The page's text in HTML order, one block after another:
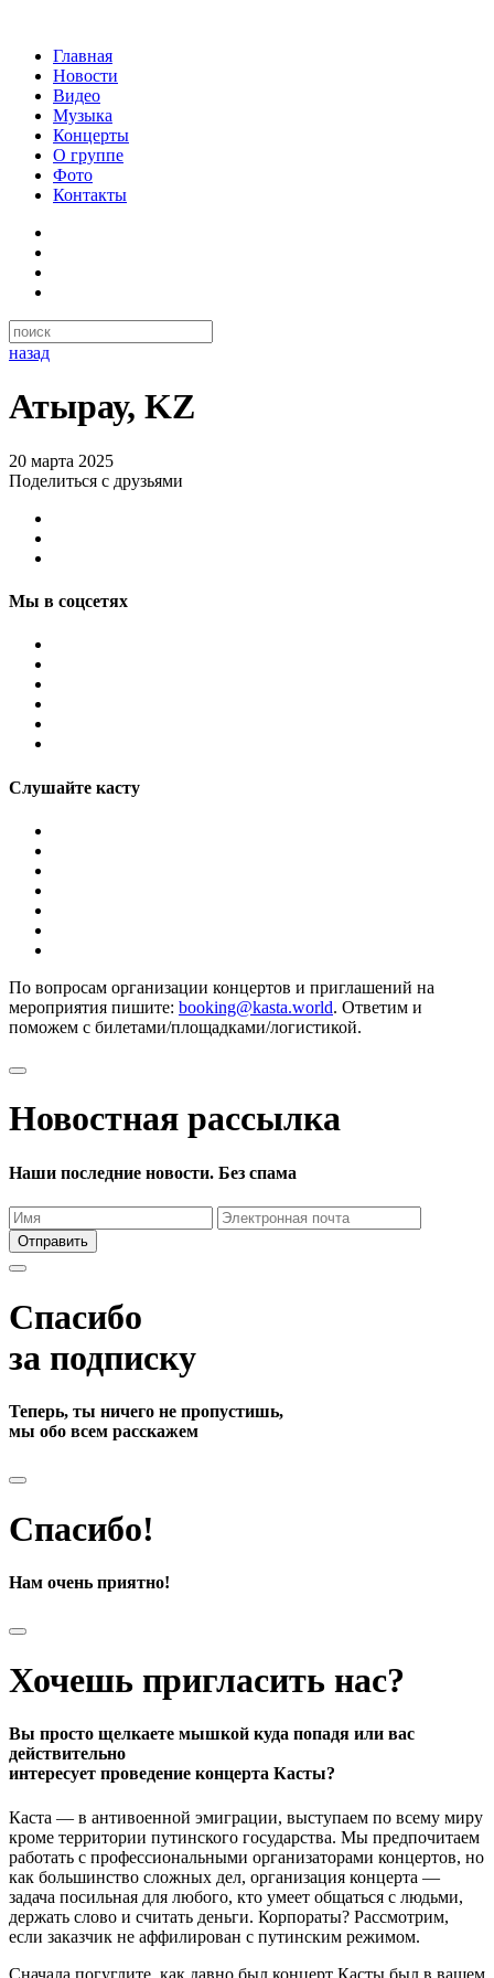
Главная
Новости
Видео
Музыка
Концерты
О группе
Фото
Контакты
назад
Атырау, KZ
20 марта 2025
Поделиться с друзьями
Мы в соцсетях
Слушайте касту
По вопросам организации концертов и приглашений на
мероприятия пишите: booking@kasta.world. Ответим и
поможем с билетами/площадками/логистикой.
Новостная рассылка
Наши последние новости. Без спама
Отправить
Спасибо
за подписку
Теперь, ты ничего не пропустишь,
мы обо всем расскажем
Спасибо!
Нам очень приятно!
Хочешь пригласить нас?
Вы просто щелкаете мышкой куда попадя или вас
действительно
интересует проведение концерта Касты?
Каста — в антивоенной эмиграции, выступаем по всему миру
кроме территории путинского государства. Мы предпочитаем
работать с профессиональными организаторами концертов, но
как большинство сложных дел, организация концерта —
задача посильная для любого, кто умеет общаться с людьми,
держать слово и считать деньги. Корпораты? Рассмотрим,
если заказчик не аффилирован с путинским режимом.
Сначала погуглите, как давно был концерт Касты был в вашем